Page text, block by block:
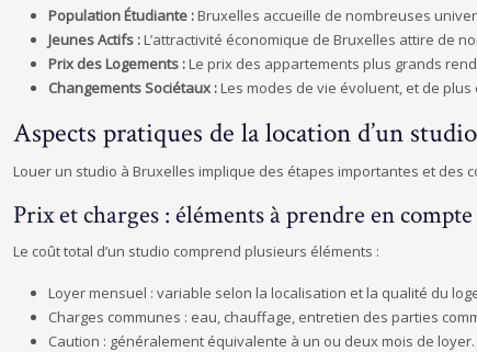
Population Étudiante :Bruxelles accueille de nombreuses
Jeunes Actifs :L’attractivité économique de Bruxelles attire de
Prix des Logements :Le prix des appartements plus grands
Changements Sociétaux :Les modes de vie évoluent, et de
Aspects pratiques de la location d’un
Louer un studio à Bruxelles implique des étapes importantes et des
Prix et charges : éléments à prendre en compte
Le coût total d’un studio comprend plusieurs éléments :
Loyer mensuel : variable selon la localisation et la qualité du
Charges communes : eau, chauffage, entretien des parties
Caution : généralement équivalente à un ou deux mois de loyer.